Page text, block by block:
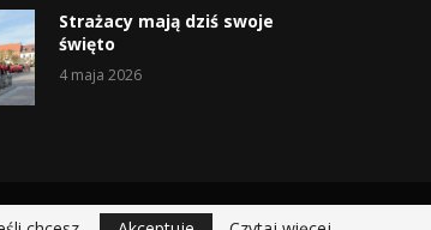
Strażacy mają dziś swoje
święto
4 maja 2026